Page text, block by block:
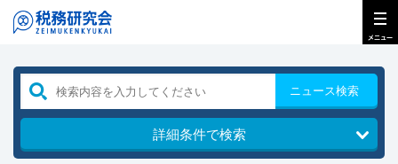
ニュース検索
詳細条件で検索